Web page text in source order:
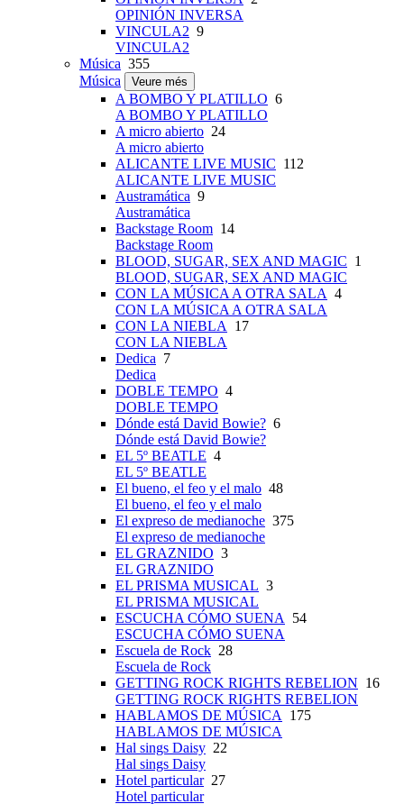
OPINIÓN INVERSA
VINCULA2 9
VINCULA2
Música 355
Música
Veure més
A BOMBO Y PLATILLO 6
A BOMBO Y PLATILLO
A micro abierto 24
A micro abierto
ALICANTE LIVE MUSIC 112
ALICANTE LIVE MUSIC
Austramática 9
Austramática
Backstage Room 14
Backstage Room
BLOOD, SUGAR, SEX AND MAGIC 1
BLOOD, SUGAR, SEX AND MAGIC
CON LA MÚSICA A OTRA SALA 4
CON LA MÚSICA A OTRA SALA
CON LA NIEBLA
17
CON LA NIEBLA
Dedica 7
Dedica
DOBLE TEMPO 4
DOBLE TEMPO
Dónde está David Bowie? 6
Dónde está David Bowie?
EL 5º BEATLE 4
EL 5º BEATLE
El bueno, el feo y el malo 48
El bueno, el feo y el malo
El expreso de medianoche 375
El expreso de medianoche
EL GRAZNIDO 3
EL GRAZNIDO
EL PRISMA MUSICAL 3
EL PRISMA MUSICAL
ESCUCHA CÓMO SUENA
54
ESCUCHA CÓMO SUENA
Escuela de Rock 28
Escuela de Rock
GETTING ROCK RIGHTS REBELION 16
GETTING ROCK RIGHTS REBELION
HABLAMOS DE MÚSICA
175
HABLAMOS DE MÚSICA
Hal sings Daisy 22
Hal sings Daisy
Hotel particular27
Hotel particular